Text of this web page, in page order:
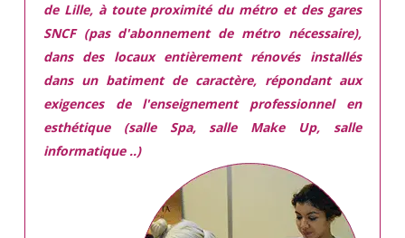
de Lille, à toute proximité du métro et des gares
SNCF (pas d'abonnement de métro nécessaire),
dans des locaux entièrement rénovés installés
dans un batiment de caractère, répondant aux
exigencesde l'enseignement professionnel en
esthétique (salle Spa, salle Make Up, salle
informatique ..)